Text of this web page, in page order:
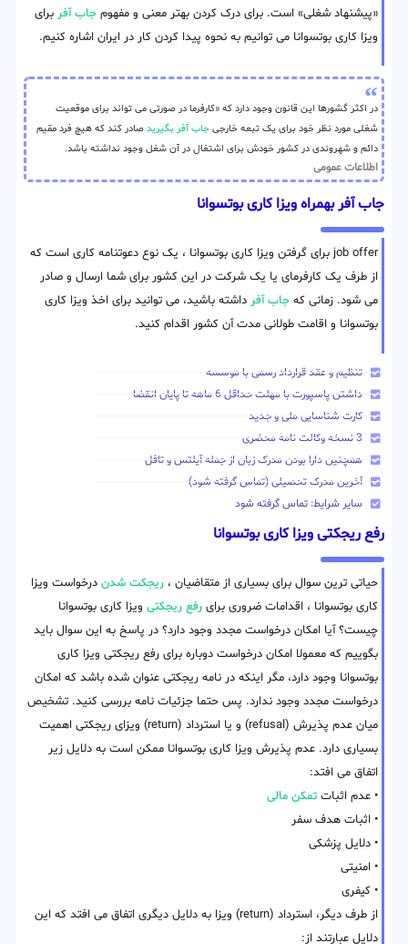
«پیشنهاد شغلی» است. برای درک کردن بهتر معنی و مفهوم جاب آفر برای
ویزا کاری بوتسوانا می توانیم به نحوه پیدا کردن کار در ایران اشاره کنیم.
در اکثر گشورها این قانون وجود دارد که «کارفرما در صورتی می تواند برای موقعیت
شغلی مورد نظر خود برای یک تبعه خارجی جاب آفر بگیرید صادر کند که هیچ فرد مقیم
دائم و شهروندی در کشور خودش برای اشتغال در آن شغل وجود نداشته باشد.
اطلاعات عمومی
جاب آفر بهمراه ویزا کاری بوتسوانا
job offer برای گرفتن ویزا کاری بوتسوانا ، یک نوع دعوتنامه کاری است که
از طرف یک کارفرمای یا یک شرکت در این کشور برای شما ارسال و صادر
می شود. زمانی که جاب آفر داشته باشید، می توانید برای اخذ ویزا کاری
بوتسوانا و اقامت طولانی مدت آن کشور اقدام کنید.
تنظیم و عقد قرارداد رسمی با موسسه
داشتن پاسپورت با مهلت حداقل 6 ماهه تا پایان انقضا
کارت شناسایی ملی و جدید
3 نسخه وکالت نامه محضری
همچنین دارا بودن مدرک زبان از جمله آیلتس و تافل
آخرین مدرک تحصیلی (تماس گرفته شود)
سایر شرایط: تماس گرفته شود
رفع ریجکتی ویزا کاری بوتسوانا
حیاتی ترین سوال برای بسیاری از متقاضیان ، ریجکت شدن درخواست ویزا
کاری بوتسوانا ، اقدامات ضروری برای رفع ریجکتی ویزا کاری بوتسوانا
چیست؟ آیا امکان درخواست مجدد وجود دارد؟ در پاسخ به این سوال باید
بگوییم که معمولا امکان درخواست دوباره برای رفع ریجکتی ویزا کاری
بوتسوانا وجود دارد، مگر اینکه در نامه ریجکتی عنوان شده باشد که امکان
درخواست مجدد وجود ندارد. پس حتما جزئیات نامه بررسی کنید. تشخیص
میان عدم پذیرش (refusal) و یا استرداد (return) ویزای ریجکتی اهمیت
بسیاری دارد. عدم پذیرش ویزا کاری بوتسوانا ممکن است به دلایل زیر
اتفاق می افتد:
• عدم اثبات تمکن مالی
• اثبات هدف سفر
• دلایل پزشکی
• امنیتی
• کیفری
از طرف دیگر، استرداد (return) ویزا به دلایل دیگری اتفاق می افتد که این
دلایل عبارتند از: